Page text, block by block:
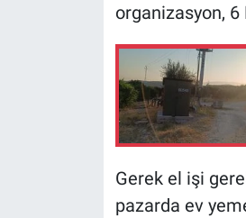
organizasyon, 6
Gerek el işi
pazarda ev